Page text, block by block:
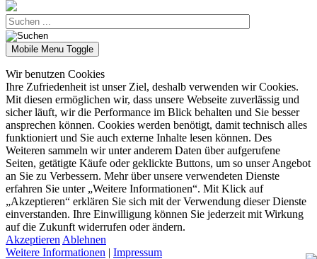
Mobile Menu Toggle
Wir benutzen Cookies
Ihre Zufriedenheit ist unser Ziel, deshalb verwenden wir Cookies.
Mit diesen ermöglichen wir, dass unsere Webseite zuverlässig und
sicher läuft, wir die Performance im Blick behalten und Sie besser
ansprechen können. Cookies werden benötigt, damit technisch alles
funktioniert und Sie auch externe Inhalte lesen können. Des
Weiteren sammeln wir unter anderem Daten über aufgerufene
Seiten, getätigte Käufe oder geklickte Buttons, um so unser Angebot
an Sie zu Verbessern. Mehr über unsere verwendeten Dienste
erfahren Sie unter „Weitere Informationen“. Mit Klick auf
„Akzeptieren“ erklären Sie sich mit der Verwendung dieser Dienste
einverstanden. Ihre Einwilligung können Sie jederzeit mit Wirkung
auf die Zukunft widerrufen oder ändern.
Akzeptieren Ablehnen
Weitere Informationen | Impressum